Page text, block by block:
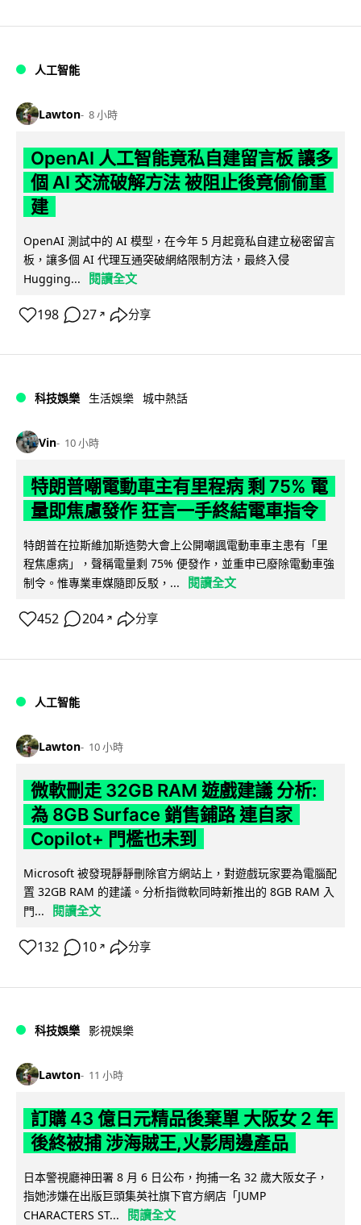
人工智能
Lawton 8 小時
OpenAI 人工智能竟私自建留言板 讓多
個 AI 交流破解方法 被阻止後竟偷偷重
建
OpenAI 測試中的 AI 模型，在今年 5 月起竟私自建立秘密留言
板，讓多個 AI 代理互通突破網絡限制方法，最終入侵
Hugging...
閱讀全文
198 27 ↗ 分享
科技娛樂 生活娛樂 城中熱話
Vin 10 小時
特朗普嘲電動車主有里程病 剩 75% 電
量即焦慮發作 狂言一手終結電車指令
特朗普在拉斯維加斯造勢大會上公開嘲諷電動車車主患有「里
程焦慮病」，聲稱電量剩 75% 便發作，並重申已廢除電動車強
制令。惟專業車媒隨即反駁，...
閱讀全文
452 204 ↗ 分享
人工智能
Lawton 10 小時
微軟刪走 32GB RAM 遊戲建議 分析:
為 8GB Surface 銷售鋪路 連自家
Copilot+ 門檻也未到
Microsoft 被發現靜靜刪除官方網站上，對遊戲玩家要為電腦配
置 32GB RAM 的建議。分析指微軟同時新推出的 8GB RAM 入
門...
閱讀全文
132 10 ↗ 分享
科技娛樂 影視娛樂
Lawton 11 小時
訂購 43 億日元精品後棄單 大阪女 2 年
後終被捕 涉海賊王,火影周邊產品
日本警視廳神田署 8 月 6 日公布，拘捕一名 32 歲大阪女子，
指她涉嫌在出版巨頭集英社旗下官方網店「JUMP
CHARACTERS ST...
閱讀全文